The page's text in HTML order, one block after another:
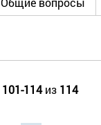
101-114из 114